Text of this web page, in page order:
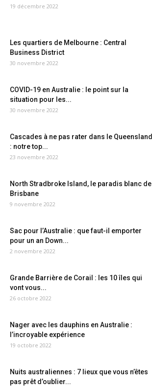
19 décembre 2022
Les quartiers de Melbourne : Central
Business District
30 novembre 2022
COVID-19 en Australie : le point sur la
situation pour les...
30 novembre 2022
Cascades à ne pas rater dans le Queensland
: notre top...
23 novembre 2022
North Stradbroke Island, le paradis blanc de
Brisbane
9 novembre 2022
Sac pour l’Australie : que faut-il emporter
pour un an Down...
2 novembre 2022
Grande Barrière de Corail : les 10 îles qui
vont vous...
26 octobre 2022
Nager avec les dauphins en Australie :
l’incroyable expérience
19 octobre 2022
Nuits australiennes : 7 lieux que vous n’êtes
pas prêt d’oublier...